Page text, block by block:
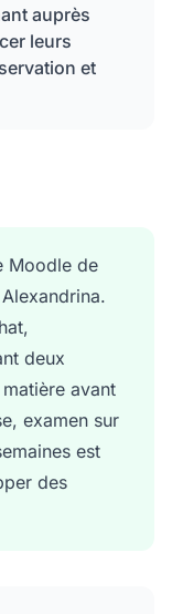
auprès
leurs
et
Moodle de
deux
avant
examen sur
est
des